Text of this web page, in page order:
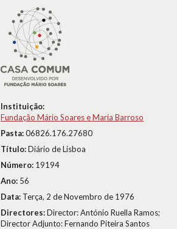
Instituição:
Fundação Mário Soares e Maria Barroso
Pasta:06826.176.27680
Título:Diário de Lisboa
Número: 19194
Ano: 56
Data: Terça, 2 de Novembro de 1976
Directores:Director: António Ruella Ramos;
Director Adjunto: Fernando Piteira Santos